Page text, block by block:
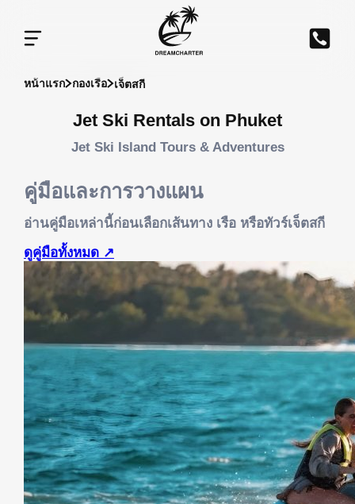
หน้าแรก กองเรือ เจ็ตสกี
Jet Ski Rentals on Phuket
Jet Ski Island Tours & Adventures
คู่มือและการวางแผน
อ่านคู่มือเหล่านี้ก่อนเลือกเส้นทาง เรือ หรือทัวร์เจ็ตสกี
ดูคู่มือทั้งหมด ↗